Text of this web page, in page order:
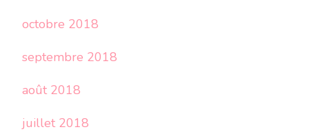
octobre 2018
septembre 2018
août 2018
juillet 2018